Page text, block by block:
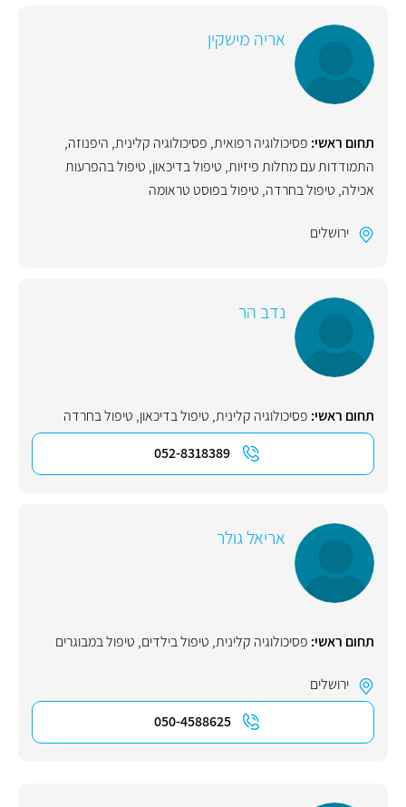
אריה מישקין
תחום ראשי: פסיכולוגיה רפואית, פסיכולוגיה קלינית, היפנוזה,
התמודדות עם מחלות פיזיות, טיפול בדיכאון, טיפול בהפרעות
אכילה, טיפול בחרדה, טיפול בפוסט טראומה
ירושלים
נדב הר
תחום ראשי: פסיכולוגיה קלינית, טיפול בדיכאון, טיפול בחרדה
052-8318389
אריאל גולר
תחום ראשי: פסיכולוגיה קלינית, טיפול בילדים, טיפול במבוגרים
ירושלים
050-4588625